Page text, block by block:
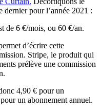
dernier pour l’année 2021 :
de 6 €/mois, ou 60 €/an.
d’écrire cette
Stripe, le produit qui
prélève une commission
4,90 € pour un
un abonnement annuel.